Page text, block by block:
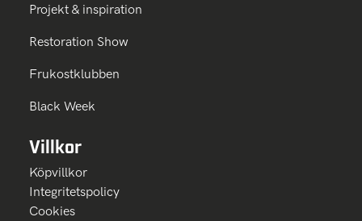
Projekt & inspiration
Restoration Show
Frukostklubben
Black Week
Villkor
Köpvillkor
Integritetspolicy
Cookies